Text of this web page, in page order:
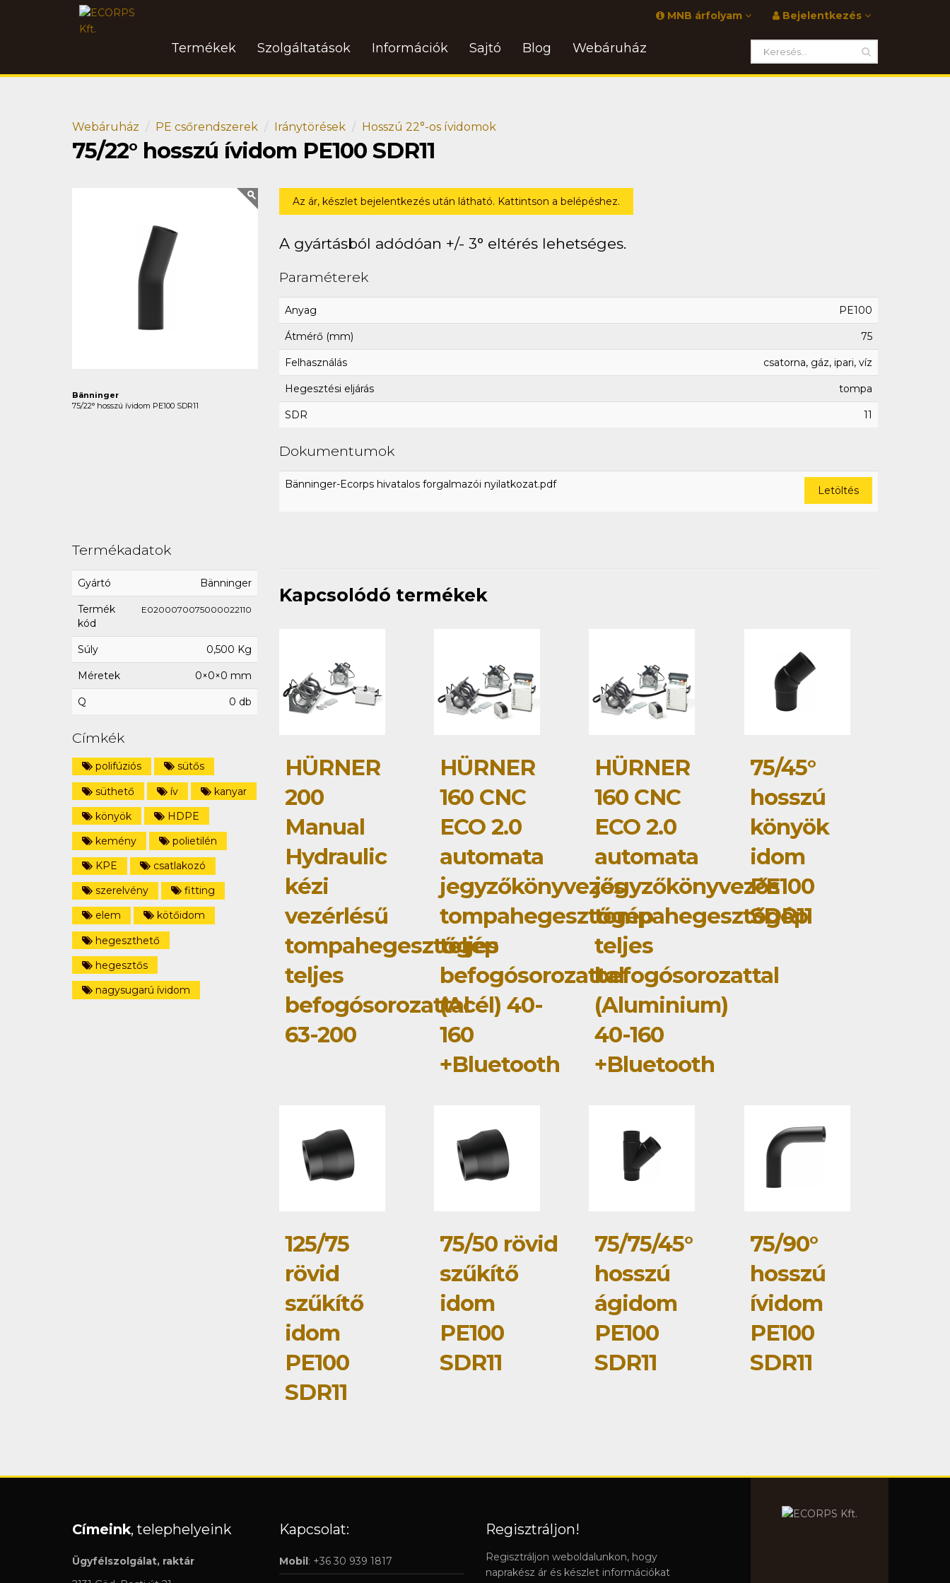
Bejelentkezés
MNB árfolyam
Termékek Szolgáltatások Információk Sajtó Blog Webáruház
Webáruház PE csőrendszerek Iránytörések Hosszú 22°-os ívidomok
75/22° hosszú ívidom PE100 SDR11
Bänninger
75/22° hosszú ívidom PE100 SDR11
Az ár, készlet bejelentkezés után látható. Kattintson a belépéshez.
A gyártásból adódóan +/- 3° eltérés lehetséges.
Paraméterek
Anyag PE100
Átmérő (mm) 75
Felhasználás csatorna, gáz, ipari, víz
Hegesztési eljárás tompa
SDR 11
Dokumentumok
Bänninger-Ecorps hivatalos forgalmazói nyilatkozat.pdf Letöltés
Termékadatok
Gyártó Bänninger
Termék
kód
E0200070075000022110
Súly 0,500 Kg
Méretek 0×0×0 mm
Q 0 db
Címkék
polifúziós
sütős
süthető
ív
kanyar
könyök
HDPE
kemény
polietilén
KPE
csatlakozó
szerelvény
fitting
elem
kötőidom
hegeszthető
hegesztős
nagysugarú ívidom
Kapcsolódó termékek
HÜRNER
200
Manual
Hydraulic
kézi
vezérlésű
tompahegesztőgép
teljes
befogósorozattal
63-200
HÜRNER
160 CNC
ECO 2.0
automata
jegyzőkönyvezős
tompahegesztőgép
teljes
befogósorozattal
(Acél) 40-
160
+Bluetooth
HÜRNER
160 CNC
ECO 2.0
automata
jegyzőkönyvezős
tompahegesztőgép
teljes
befogósorozattal
(Aluminium)
40-160
+Bluetooth
75/45°
hosszú
könyök
idom
PE100
SDR11
125/75
rövid
szűkítő
idom
PE100
SDR11
75/50 rövid
szűkítő
idom
PE100
SDR11
75/75/45°
hosszú
ágidom
PE100
SDR11
75/90°
hosszú
ívidom
PE100
SDR11
Címeink, telephelyeink
Ügyfélszolgálat, raktár
Kapcsolat:
Mobil: +36 30 939 1817
Regisztráljon!
Regisztráljon weboldalunkon, hogy
naprakész ár és készlet információkat